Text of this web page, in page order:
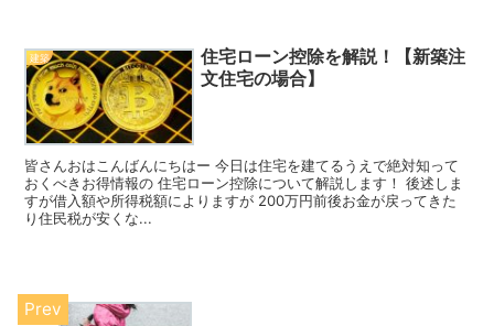
建築
住宅ローン控除を解説！【新築注
文住宅の場合】
皆さんおはこんばんにちはー 今日は住宅を建てるうえで絶対知って
おくべきお得情報の 住宅ローン控除について解説します！ 後述しま
すが借入額や所得税額によりますが 200万円前後お金が戻ってきた
り住民税が安くな...